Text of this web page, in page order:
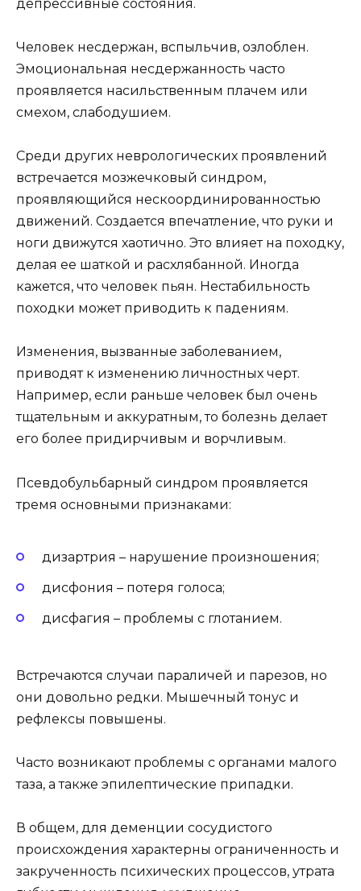
депрессивные состояния.
Человек несдержан, вспыльчив, озлоблен.
Эмоциональная несдержанность часто
проявляется насильственным плачем или
смехом, слабодушием.
Среди других неврологических проявлений
встречается мозжечковый синдром,
проявляющийся нескоординированностью
движений. Создается впечатление, что руки и
ноги движутся хаотично. Это влияет на походку,
делая ее шаткой и расхлябанной. Иногда
кажется, что человек пьян. Нестабильность
походки может приводить к падениям.
Изменения, вызванные заболеванием,
приводят к изменению личностных черт.
Например, если раньше человек был очень
тщательным и аккуратным, то болезнь делает
его более придирчивым и ворчливым.
Псевдобульбарный синдром проявляется
тремя основными признаками:
дизартрия – нарушение произношения;
дисфония – потеря голоса;
дисфагия – проблемы с глотанием.
Встречаются случаи параличей и парезов, но
они довольно редки. Мышечный тонус и
рефлексы повышены.
Часто возникают проблемы с органами малого
таза, а также эпилептические припадки.
В общем, для деменции сосудистого
происхождения характерны ограниченность и
закрученность психических процессов, утрата